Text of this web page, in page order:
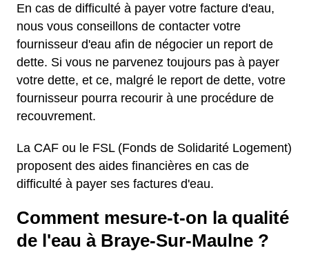
En cas de difficulté à payer votre facture d'eau,
nous vous conseillons de contacter votre
fournisseur d'eau afin de négocier un report de
dette. Si vous ne parvenez toujours pas à payer
votre dette, et ce, malgré le report de dette, votre
fournisseur pourra recourir à une procédure de
recouvrement.
La CAF ou le FSL (Fonds de Solidarité Logement)
proposent des aides financières en cas de
difficulté à payer ses factures d'eau.
Comment mesure-t-on la qualité
de l'eau à Braye-Sur-Maulne ?